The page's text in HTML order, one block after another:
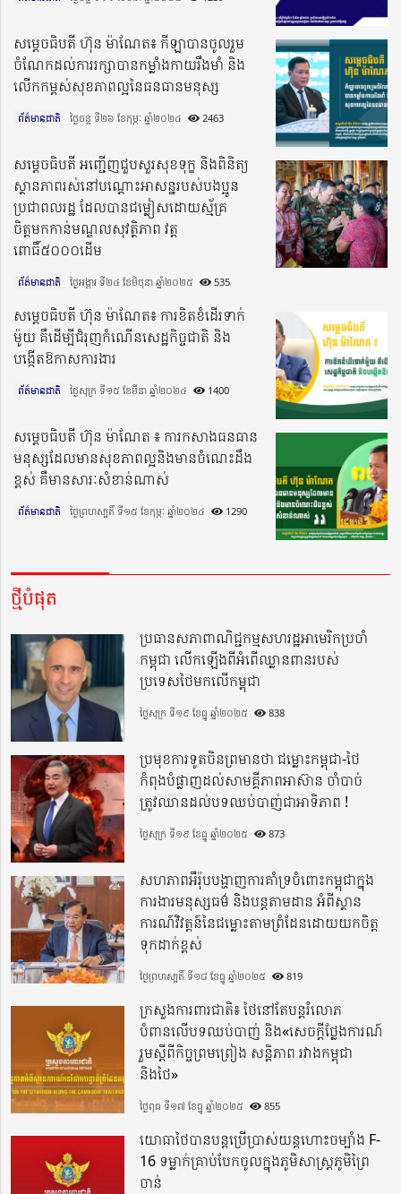
សម្តេចធិបតី ហ៊ុន ម៉ាណែត៖ កីឡាបានចូលរួម
ចំណែកដល់ការរក្សាបានកម្លាំងកាយរឹងមាំ និង
លើកកម្ពស់សុខភាពល្អនៃធនធានមនុស្ស
ព័ត៌មានជាតិ ថ្ងៃចន្ទ ទី២៦ ខែកុម្ភៈ ឆ្នាំ២០២៤​ 2463
សម្តេចធិបតី អញ្ជើញជួបសួរសុខទុក្ខ និងពិនិត្យ
ស្ថានភាពរស់នៅបណ្តោះអាសន្នរបស់បងប្អូន
ប្រជាពលរដ្ឋ ដែលបានជម្លៀសដោយស្ម័គ្រ
ចិត្តមកកាន់មណ្ឌលសុវត្ថិភាព វត្ត
ពោធិ៍៥០០០ដើម
ព័ត៌មានជាតិ ថ្ងៃអង្គារ ទី២៤ ខែមិថុនា ឆ្នាំ២០២៥​ 535
សម្តេចធិបតី ហ៊ុន ម៉ាណែត៖ ការខិតខំដើរទាក់
ម៉ូយ គឺដើម្បីជំរុញកំណើនសេដ្ឋកិច្ចជាតិ និង
បង្កើតឱកាសការងារ
ព័ត៌មានជាតិ ថ្ងៃសុក្រ ទី១៥ ខែមីនា ឆ្នាំ២០២៤​ 1400
សម្តេចធិបតី ហ៊ុន ម៉ាណែត ៖ ការកសាងធនធាន
មនុស្សដែលមានសុខភាពល្អនិងមានចំណេះដឹង
ខ្ពស់ គឺមានសារៈសំខាន់ណាស់
ព័ត៌មានជាតិ ថ្ងៃព្រហស្បតិ៍ ទី១៥ ខែកុម្ភៈ ឆ្នាំ២០២៤​ 1290
ថ្មីបំផុត
ប្រធានសភាពាណិជ្ជកម្មសហរដ្ឋអាមេរិកប្រចាំ
កម្ពុជា លើកឡើងពីអំពើឈ្លានពានរបស់
ប្រទេសថៃមកលើកម្ពុជា
ថ្ងៃសុក្រ ទី១៩ ខែធ្នូ ឆ្នាំ២០២៥ 838
ប្រមុខការទូតចិនព្រមានថា ជម្លោះកម្ពុជា-ថៃ
កំពុងបំផ្លាញដល់សាមគ្គីភាពអាស៊ាន ចាំបាច់
ត្រូវឈានដល់បទឈប់បាញ់ជាអាទិភាព !
ថ្ងៃសុក្រ ទី១៩ ខែធ្នូ ឆ្នាំ២០២៥ 873
សហភាពអឺរ៉ុបបង្ហាញការគាំទ្រចំពោះកម្ពុជាក្នុង
ការងារមនុស្សធម៌ និងបន្តតាមដាន អំពីស្ថាន
ការណ៍វិវត្តន៍នៃជម្លោះតាមព្រំដែនដោយយកចិត្ត
ទុកដាក់ខ្ពស់
ថ្ងៃព្រហស្បតិ៍ ទី១៨ ខែធ្នូ ឆ្នាំ២០២៥ 819
ក្រសួងការពារជាតិ៖ ថៃនៅតែបន្តរំលោភ
បំពានលើបទឈប់បាញ់ និង«សេចក្តីថ្លែងការណ៍
រួមស្តីពីកិច្ចព្រមព្រៀង សន្តិភាព រវាងកម្ពុជា
និងថៃ»
ថ្ងៃពុធ ទី១៧ ខែធ្នូ ឆ្នាំ២០២៥ 855
យោធាថៃបានបន្តប្រើប្រាស់យន្តហោះចម្បាំង F-
16 ទម្លាក់គ្រាប់បែកចូលក្នុងភូមិសាស្ត្រភូមិព្រៃ
ចាន់